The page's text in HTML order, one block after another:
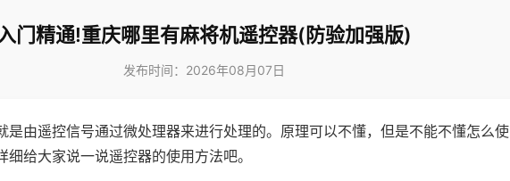
门精通!重庆哪里有麻将机遥控器(防验加强版)
发布时间：2026年08月07日
是由遥控信号通过微处理器来进行处理的。原理可以不懂，但是不能不懂怎么使
细给大家说一说遥控器的使用方法吧。